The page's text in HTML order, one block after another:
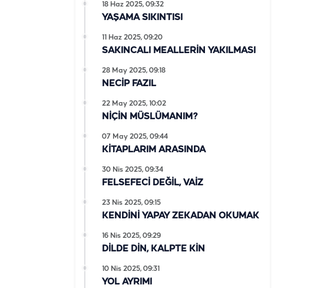
YAŞAMA SIKINTISI
18 Haz 2025, 09:32
SAKINCALI MEALLERİN YAKILMASI
11 Haz 2025, 09:20
NECİP FAZIL
28 May 2025, 09:18
NİÇİN MÜSLÜMANIM?
22 May 2025, 10:02
KİTAPLARIM ARASINDA
07 May 2025, 09:44
FELSEFECİ DEĞİL, VAİZ
30 Nis 2025, 09:34
KENDİNİ YAPAY ZEKADAN OKUMAK
23 Nis 2025, 09:15
DİLDE DİN, KALPTE KİN
16 Nis 2025, 09:29
YOL AYRIMI
10 Nis 2025, 09:31